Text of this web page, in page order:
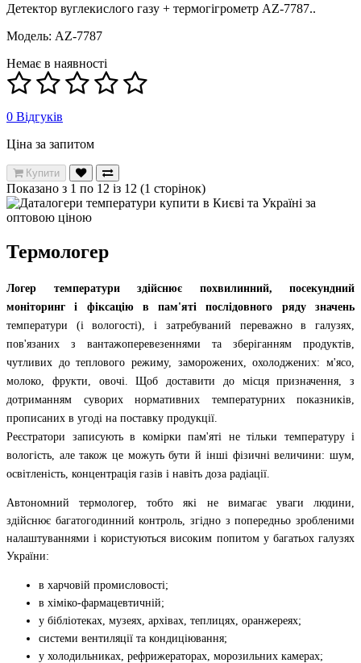
Детектор вуглекислого газу + термогігрометр AZ-7787..
Модель: AZ-7787
Немає в наявності
0 Відгуків
Ціна за запитом
Купити
Показано з 1 по 12 із 12 (1 сторінок)
Термологер
Логер температури здійснює похвилинний, посекундний
моніторинг і фіксацію в пам'яті послідовного ряду значень
температури (і вологості), і затребуваний переважно в галузях,
пов'язаних з вантажоперевезеннями та зберіганням продуктів,
чутливих до теплового режиму, заморожених, охолоджених: м'ясо,
молоко, фрукти, овочі. Щоб доставити до місця призначення, з
дотриманням суворих нормативних температурних показників,
прописаних в угоді на поставку продукції.
Реєстратори записують в комірки пам'яті не тільки температуру і
вологість, але також це можуть бути й інші фізичні величини: шум,
освітленість, концентрація газів і навіть доза радіації.
Автономний термологер, тобто які не вимагає уваги людини,
здійснює багатогодинний контроль, згідно з попередньо зробленими
налаштуваннями і користуються високим попитом у багатьох галузях
України:
в харчовій промисловості;
в хіміко-фармацевтичній;
у бібліотеках, музеях, архівах, теплицях, оранжереях;
системи вентиляції та кондиціювання;
у холодильниках, рефрижераторах, морозильних камерах;